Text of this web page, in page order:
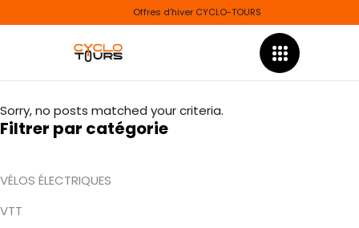
Offres d’hiver CYCLO-TOURS
Sorry, no posts matched your criteria.
Filtrer par catégorie
VÉLOS ÉLECTRIQUES
VTT